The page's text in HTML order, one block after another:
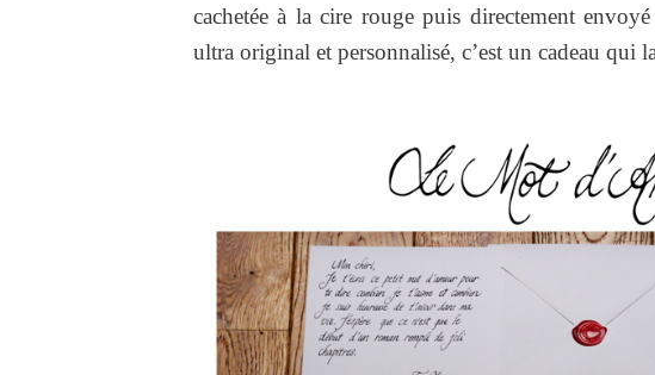
cachetée à la cire rouge puis directement
ultra original et personnalisé, c’est un cadeau qui